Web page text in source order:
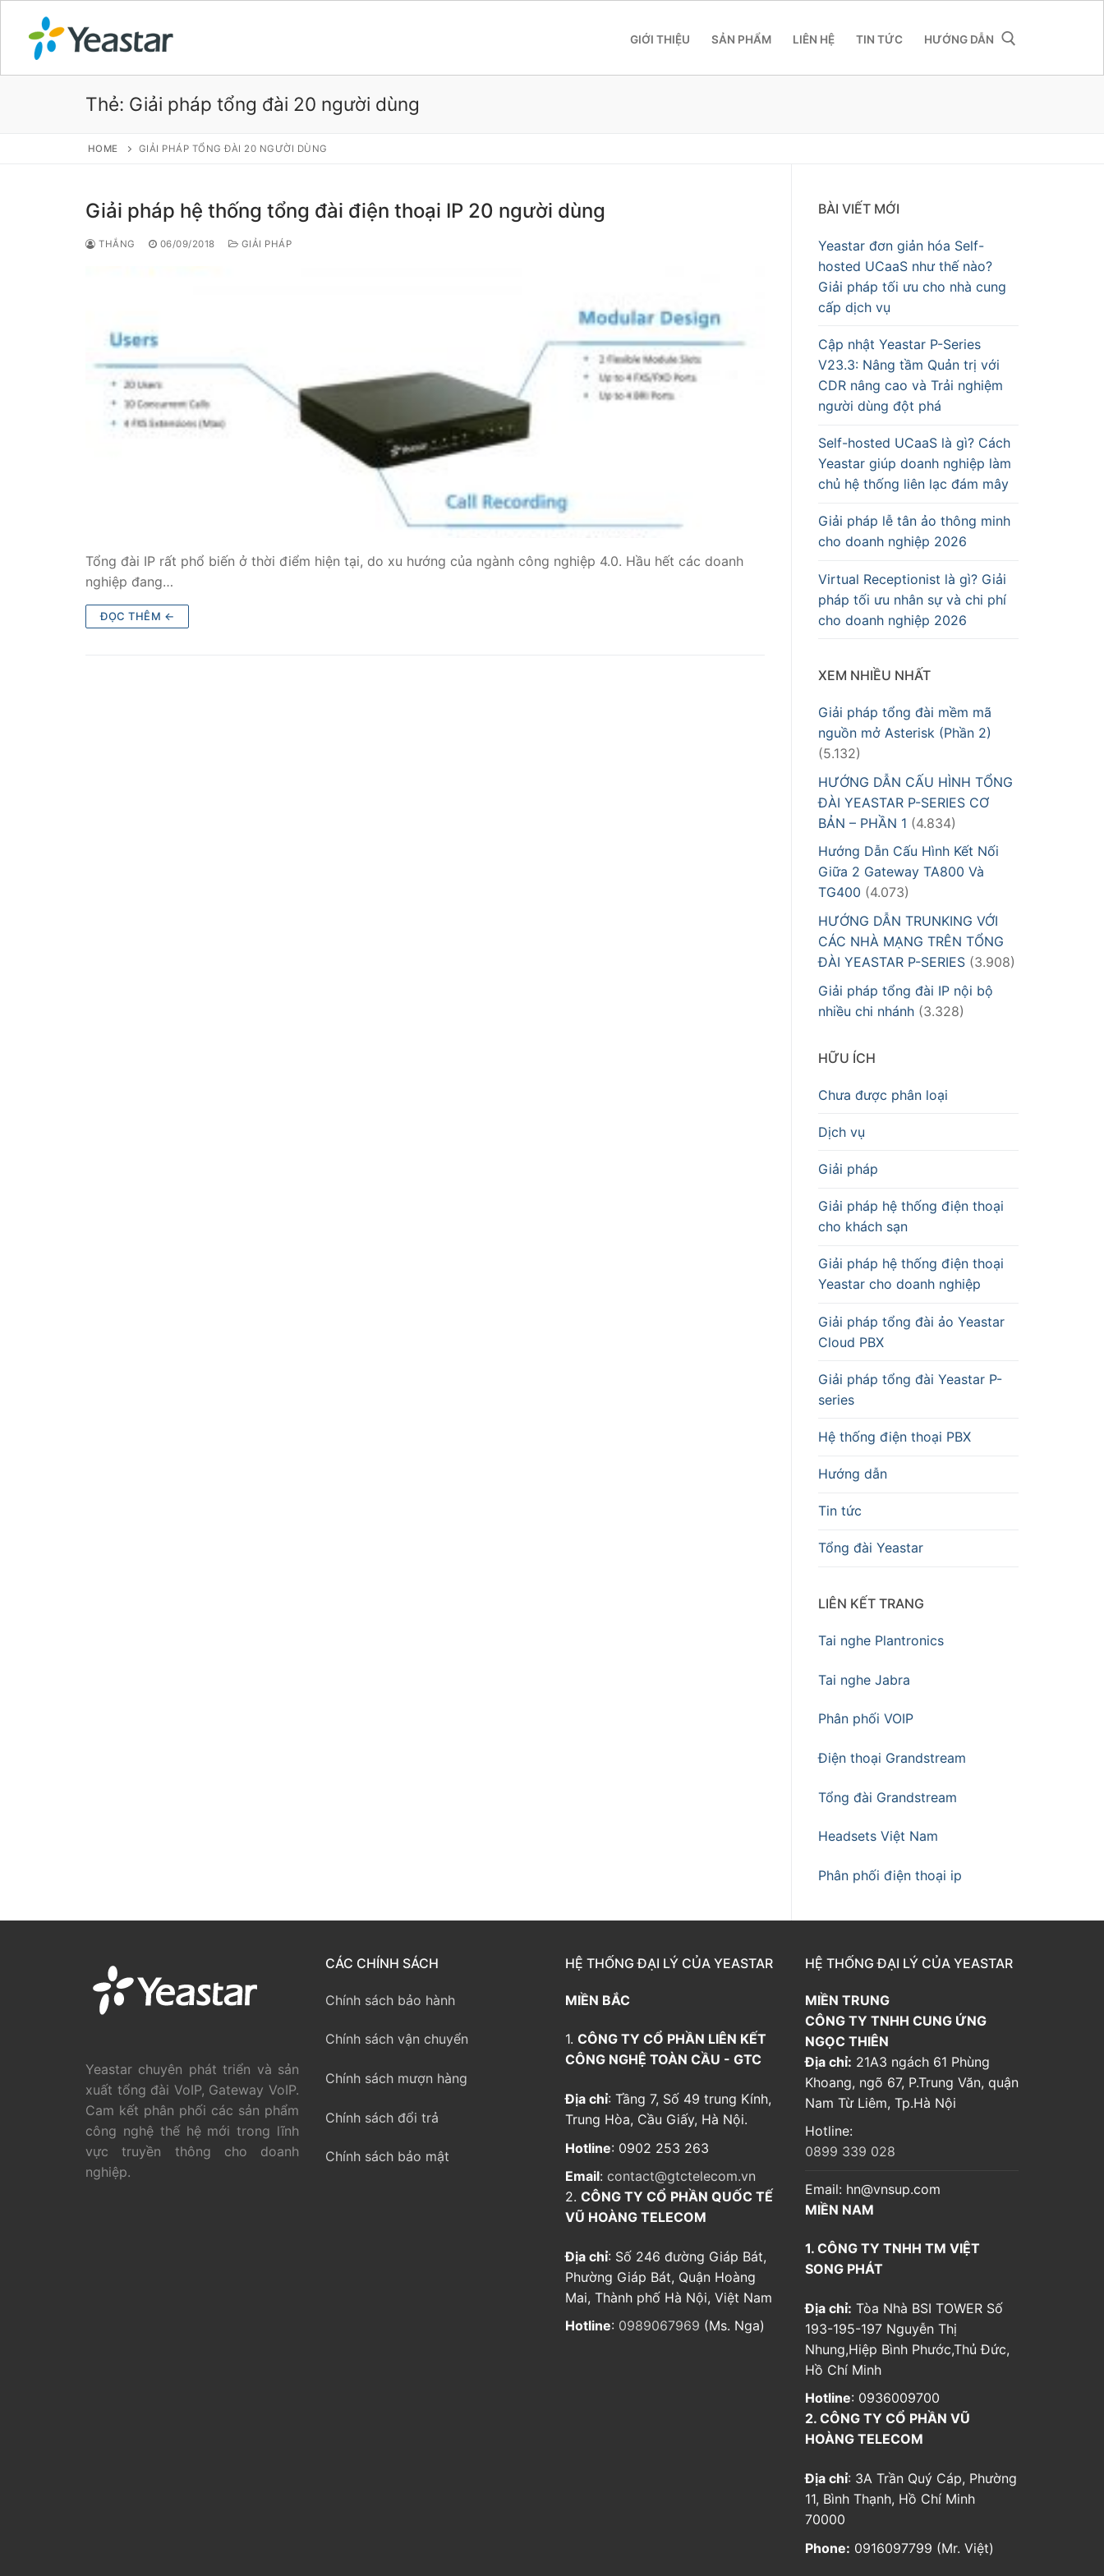
GIỚI THIỆU SẢN PHẨM LIÊN HỆ TIN TỨC HƯỚNG DẪN
GIỚI THIỆU
VOIP PBX FOR SME
Tổng đài VoIP Yeastar S412
Tổng đài VoIP Yeastar S300
HOSTED PHONE SYSTEM
Tổng đài Yeastar Cloud
IPPBX FOR LARGE ENTERPRISES
Thẻ: Giải pháp tổng đài 20 người dùng
HOME GIẢI PHÁP TỔNG ĐÀI 20 NGƯỜI DÙNG
Giải pháp hệ thống tổng đài điện thoại IP 20 người dùng
THẮNG 06/09/2018 GIẢI PHÁP
Tổng đài IP rất phổ biến ở thời điểm hiện tại, do xu hướng của ngành công nghiệp 4.0. Hầu hết các doanh
nghiệp đang…
ĐỌC THÊM ←
BÀI VIẾT MỚI
Yeastar đơn giản hóa Self-
hosted UCaaS như thế nào?
Giải pháp tối ưu cho nhà cung
cấp dịch vụ
Cập nhật Yeastar P-Series
V23.3: Nâng tầm Quản trị với
CDR nâng cao và Trải nghiệm
người dùng đột phá
Self-hosted UCaaS là gì? Cách
Yeastar giúp doanh nghiệp làm
chủ hệ thống liên lạc đám mây
Giải pháp lễ tân ảo thông minh
cho doanh nghiệp 2026
Virtual Receptionist là gì? Giải
pháp tối ưu nhân sự và chi phí
cho doanh nghiệp 2026
XEM NHIỀU NHẤT
Giải pháp tổng đài mềm mã
nguồn mở Asterisk (Phần 2)
(5.132)
HƯỚNG DẪN CẤU HÌNH TỔNG
ĐÀI YEASTAR P-SERIES CƠ
BẢN – PHẦN 1 (4.834)
Hướng Dẫn Cấu Hình Kết Nối
Giữa 2 Gateway TA800 Và
TG400 (4.073)
HƯỚNG DẪN TRUNKING VỚI
CÁC NHÀ MẠNG TRÊN TỔNG
ĐÀI YEASTAR P-SERIES (3.908)
Giải pháp tổng đài IP nội bộ
nhiều chi nhánh (3.328)
HỮU ÍCH
Chưa được phân loại
Dịch vụ
Giải pháp
Giải pháp hệ thống điện thoại
cho khách sạn
Giải pháp hệ thống điện thoại
Yeastar cho doanh nghiệp
Giải pháp tổng đài ảo Yeastar
Cloud PBX
Giải pháp tổng đài Yeastar P-
series
Hệ thống điện thoại PBX
Hướng dẫn
Tin tức
Tổng đài Yeastar
LIÊN KẾT TRANG
Tai nghe Plantronics
Tai nghe Jabra
Phân phối VOIP
Điện thoại Grandstream
Tổng đài Grandstream
Headsets Việt Nam
Phân phối điện thoại ip
Yeastar chuyên phát triển và sản
xuất tổng đài VoIP, Gateway VoIP.
Cam kết phân phối các sản phẩm
công nghệ thế hệ mới trong lĩnh
vực truyền thông cho doanh
nghiệp.
CÁC CHÍNH SÁCH
Chính sách bảo hành
Chính sách vận chuyển
Chính sách mượn hàng
Chính sách đổi trả
Chính sách bảo mật
HỆ THỐNG ĐẠI LÝ CỦA YEASTAR
MIỀN BẮC
1. CÔNG TY CỔ PHẦN LIÊN KẾT
CÔNG NGHỆ TOÀN CẦU - GTC
Địa chỉ: Tầng 7, Số 49 trung Kính,
Trung Hòa, Cầu Giấy, Hà Nội.
Hotline: 0902 253 263
Email: contact@gtctelecom.vn
2. CÔNG TY CỔ PHẦN QUỐC TẾ
VŨ HOÀNG TELECOM
Địa chỉ: Số 246 đường Giáp Bát,
Phường Giáp Bát, Quận Hoàng
Mai, Thành phố Hà Nội, Việt Nam
Hotline: 0989067969 (Ms. Nga)
HỆ THỐNG ĐẠI LÝ CỦA YEASTAR
MIỀN TRUNG
CÔNG TY TNHH CUNG ỨNG
NGỌC THIÊN
Địa chỉ: 21A3 ngách 61 Phùng
Khoang, ngõ 67, P.Trung Văn, quận
Nam Từ Liêm, Tp.Hà Nội
Hotline:
0899 339 028
Email: hn@vnsup.com
MIỀN NAM
1. CÔNG TY TNHH TM VIỆT
SONG PHÁT
Địa chỉ: Tòa Nhà BSI TOWER Số
193-195-197 Nguyễn Thị
Nhung,Hiệp Bình Phước,Thủ Đức,
Hồ Chí Minh
Hotline: 0936009700
2. CÔNG TY CỔ PHẦN VŨ
HOÀNG TELECOM
Địa chỉ: 3A Trần Quý Cáp, Phường
11, Bình Thạnh, Hồ Chí Minh
70000
Phone: 0916097799 (Mr. Việt)